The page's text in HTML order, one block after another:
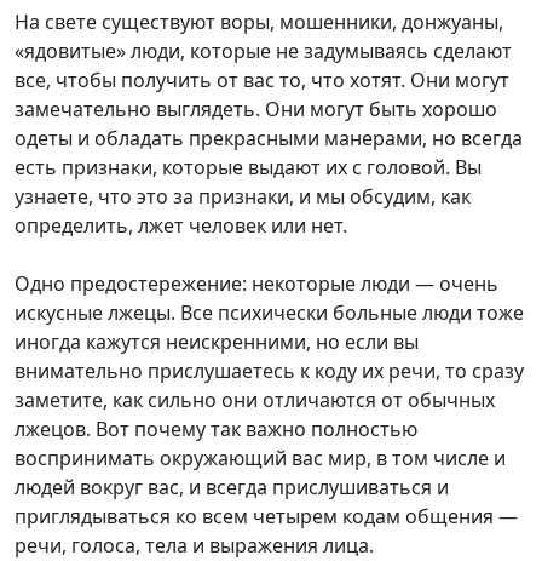
На свете существуют воры, мошенники, донжуаны,
«ядовитые» люди, которые не задумываясь сделают
все, чтобы получить от вас то, что хотят. Они могут
замечательно выглядеть. Они могут быть хорошо
одеты и обладать прекрасными манерами, но всегда
есть признаки, которые выдают их с головой. Вы
узнаете, что это за признаки, и мы обсудим, как
определить, лжет человек или нет.
Одно предостережение: некоторые люди — очень
искусные лжецы. Все психически больные люди тоже
иногда кажутся неискренними, но если вы
внимательно прислушаетесь к коду их речи, то сразу
заметите, как сильно они отличаются от обычных
лжецов. Вот почему так важно полностью
воспринимать окружающий вас мир, в том числе и
людей вокруг вас, и всегда прислушиваться и
приглядываться ко всем четырем кодам общения —
речи, голоса, тела и выражения лица.